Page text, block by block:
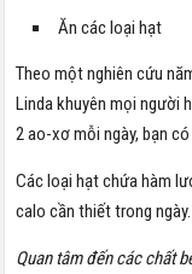
Ăn các loại hạt
Theo một nghiên cứu
Linda khuyên mọi người
2 ao-xơ mỗi ngày, bạn
Các loại hạt chứa hàm
calo cần thiết trong ngày.
Quan tâm đến các chất